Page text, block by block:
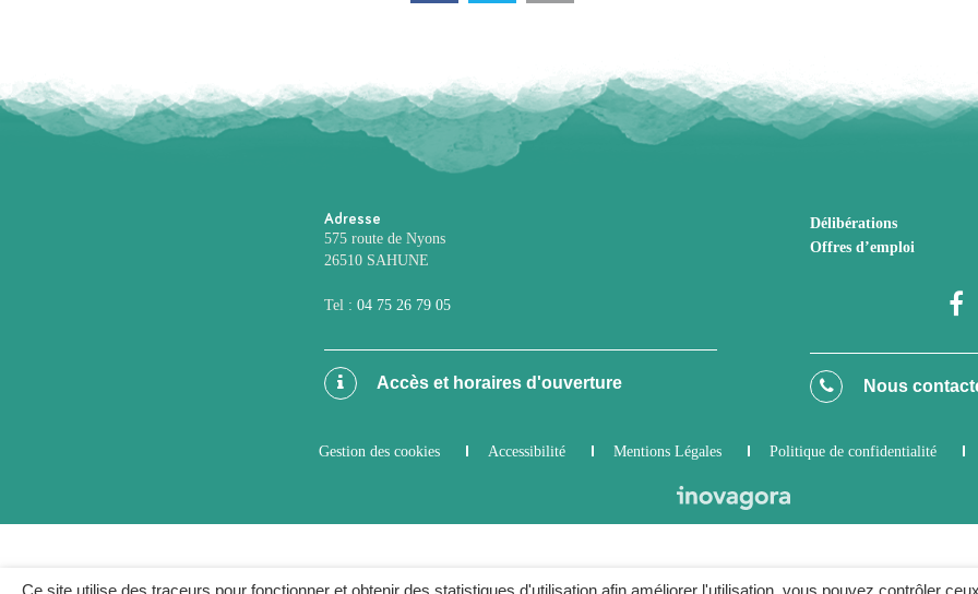
Ce site utilise des traceurs pour fonctionner et obtenir des statistiques d'utilisation afin améliorer l'utilisation, vous pouvez contrôler
Adresse
575 route de Nyons
26510 SAHUNE
Tel : 04 75 26 79 05
Accès et horaires d'ouverture
Délibérations
Offres d’emploi
Nous
Gestion des cookies Accessibilité Mentions Légales Politique de confidentialité